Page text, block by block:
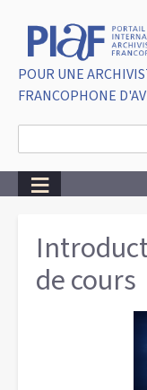
POUR UNE
FRANCOPHONE
de cours